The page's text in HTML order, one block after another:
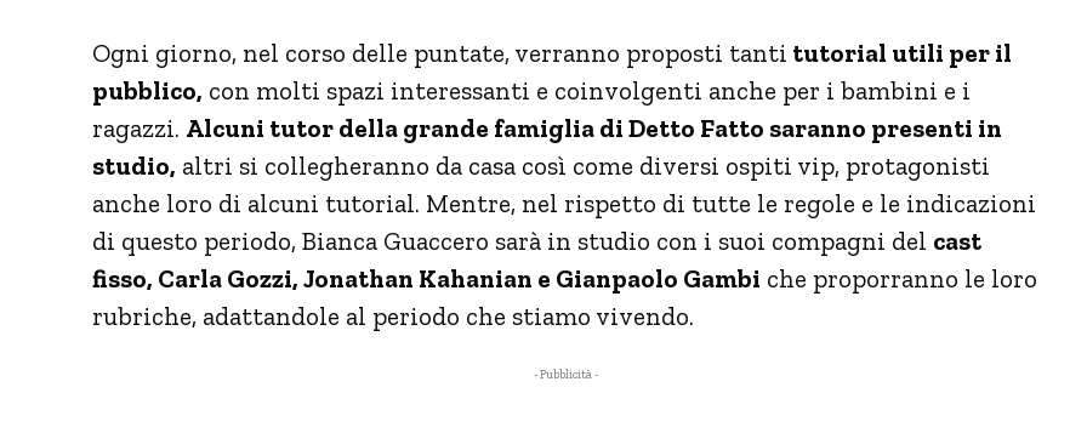
Ogni giorno, nel corso delle puntate, verranno proposti tanti tutorial utili per il
pubblico, con molti spazi interessanti e coinvolgenti anche per i bambini e i
ragazzi. Alcuni tutor della grande famiglia di Detto Fatto saranno presenti in
studio, altri si collegheranno da casa così come diversi ospiti vip, protagonisti
anche loro di alcuni tutorial. Mentre, nel rispetto di tutte le regole e le indicazioni
di questo periodo, Bianca Guaccero sarà in studio con i suoi compagni del cast
fisso, Carla Gozzi, Jonathan Kahanian e Gianpaolo Gambi che proporranno le loro
rubriche, adattandole al periodo che stiamo vivendo.
- Pubblicità -